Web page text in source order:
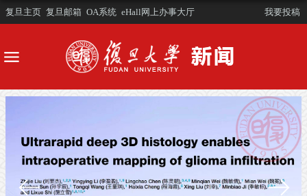
复旦主页 复旦邮箱 OA系统 eHall网上办事大厅 我要投稿